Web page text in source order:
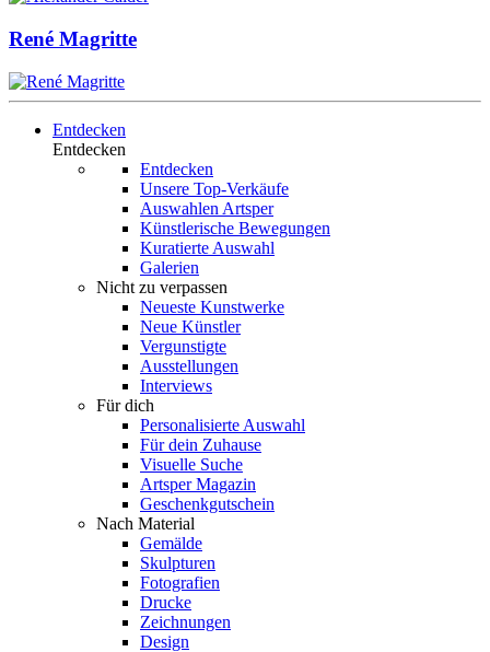
René Magritte
Entdecken
Entdecken
Entdecken
Unsere Top-Verkäufe
Auswahlen Artsper
Künstlerische Bewegungen
Kuratierte Auswahl
Galerien
Nicht zu verpassen
Neueste Kunstwerke
Neue Künstler
Vergunstigte
Ausstellungen
Interviews
Für dich
Personalisierte Auswahl
Für dein Zuhause
Visuelle Suche
Artsper Magazin
Geschenkgutschein
Nach Material
Gemälde
Skulpturen
Fotografien
Drucke
Zeichnungen
Design